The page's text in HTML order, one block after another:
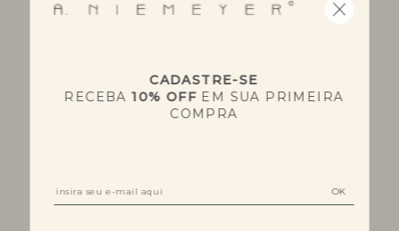
TAMANHO:
TAMANHO:
COMPRE OS DOIS
POR
CADASTRE-SE
RECEBA10% OFFEM SUA PRIMEIRA
COMPRA